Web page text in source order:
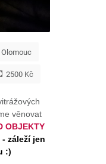
Olomouc
2500 Kč
věnovat
OBJEKTY
- záleží jen
:)